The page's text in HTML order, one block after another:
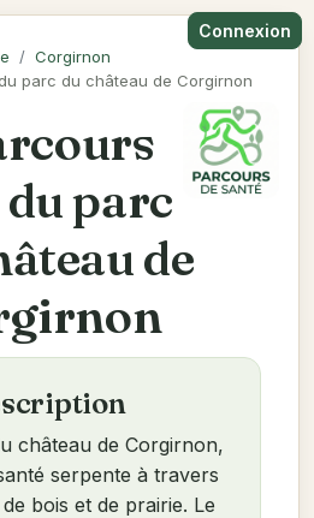
Connexion
Corgirnon
parc du château de Corgirnon
du parc
de
château de Corgirnon,
serpente à travers
bois et de prairie. Le